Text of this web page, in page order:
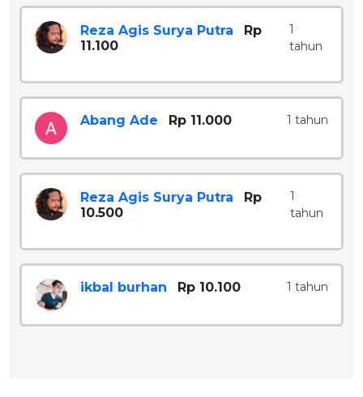
Reza Agis Surya Putra
Rp
11.100
1
tahun
Abang Ade Rp 11.000 1 tahun
Reza Agis Surya Putra
Rp
10.500
1
tahun
ikbal burhan Rp 10.100 1 tahun